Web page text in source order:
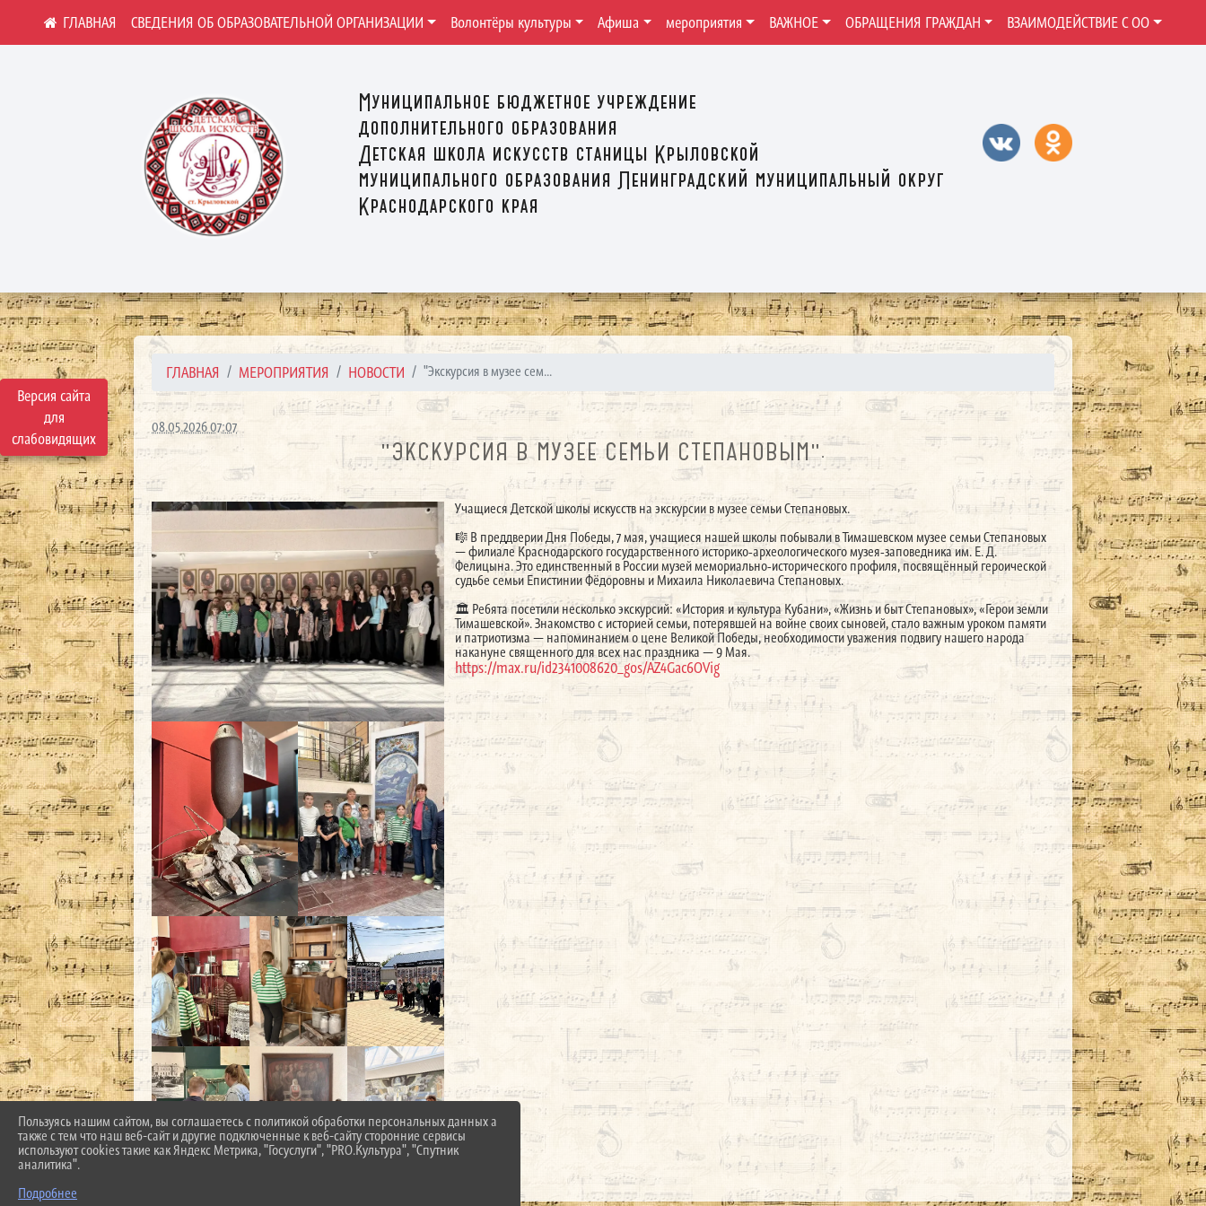
Версия сайта
для
слабовидящих
Муниципальное бюджетное учреждение
дополнительного образования
Детская школа искусств станицы Крыловской
муниципального образования Ленинградский муниципальный округ
Краснодарского края
СВЕДЕНИЯ ОБ ОБРАЗОВАТЕЛЬНОЙ ОРГАНИЗАЦИИ Волонтёры культуры Афиша мероприятия ВАЖНОЕ ОБРАЩЕНИЯ ГРАЖДАН ВЗАИМОДЕЙСТВИЕ С ОО
ГЛАВНАЯ МЕРОПРИЯТИЯ НОВОСТИ "Экскурсия в музее сем...
08.05.2026 07:07
"ЭКСКУРСИЯ В МУЗЕЕ СЕМЬИ СТЕПАНОВЫМ".
Учащиеся Детской школы искусств на экскурсии в музее семьи Степановых.
🎼 В преддверии Дня Победы, 7 мая, учащиеся нашей школы побывали в Тимашевском музее семьи Степановых
— филиале Краснодарского государственного историко‑археологического музея‑заповедника им. Е. Д.
Фелицына. Это единственный в России музей мемориально‑исторического профиля, посвящённый героической
судьбе семьи Епистинии Фёдоровны и Михаила Николаевича Степановых.
🏛️ Ребята посетили несколько экскурсий: «История и культура Кубани», «Жизнь и быт Степановых», «Герои земли
Тимашевской». Знакомство с историей семьи, потерявшей на войне своих сыновей, стало важным уроком памяти
и патриотизма — напоминанием о цене Великой Победы, необходимости уважения подвигу нашего народа
накануне священного для всех нас праздника — 9 Мая.
https://max.ru/id2341008620_gos/AZ4Gac6OVig
Пользуясь нашим сайтом, вы соглашаетесь с политикой обработки персональных данных а
также с тем что наш веб-сайт и другие подключенные к веб-сайту сторонние сервисы
используют cookies такие как Яндекс Метрика, "Госуслуги", "PRO.Культура", "Спутник
аналитика".
Подробнее